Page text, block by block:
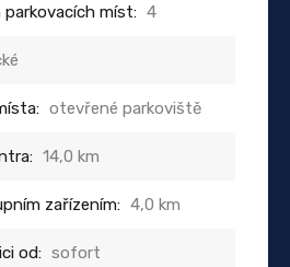
míst: 4
otevřené parkoviště
14,0 km
zařízením: 4,0 km
od: sofort